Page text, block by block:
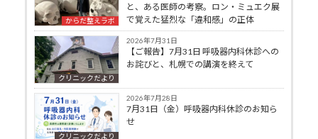
からだ整えラボ
と、ある医師の考察。ロン・ミュエク展
で覚えた猛烈な「違和感」の正体
クリニックだより
2026年7月31日
【ご報告】7月31日 呼吸器内科休診への
お詫びと、札幌での講演を終えて
クリニックだより
2026年7月28日
7月31日（金）呼吸器内科休診のお知ら
せ